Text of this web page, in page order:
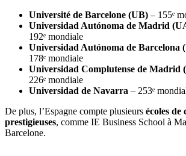
Université de Barcelone (UB) – 155ᵉ
Universidad Autónoma de Madrid
192ᵉ mondiale
Universidad Autónoma de Barcelona
178ᵉ mondiale
Universidad Complutense de Madrid
226ᵉ mondiale
Universidad de Navarra – 253ᵉ
De plus, l’Espagne compte plusieurs écoles de
prestigieuses, comme IE Business School à
Barcelone.